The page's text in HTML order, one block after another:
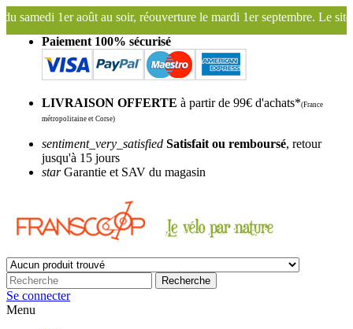
1er août au soir, réouverture le mardi 1er septembre. Le site
Paiement 100% sécurisé
LIVRAISON OFFERTE à partir de 99€ d'achats*(France
métropolitaine et Corse)
sentiment_very_satisfied Satisfait ou remboursé, retour
jusqu'à 15 jours
starGarantie et SAV du magasin
Recherche
Se connecter
Menu